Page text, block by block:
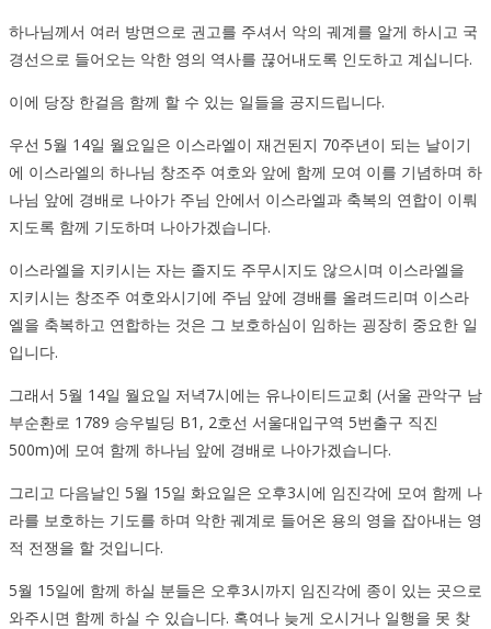
하나님께서 여러 방면으로 권고를 주셔서 악의 궤계를 알게 하시고 국
경선으로 들어오는 악한 영의 역사를 끊어내도록 인도하고 계십니다.
이에 당장 한걸음 함께 할 수 있는 일들을 공지드립니다.
우선 5월 14일 월요일은 이스라엘이 재건된지 70주년이 되는 날이기
에 이스라엘의 하나님 창조주 여호와 앞에 함께 모여 이를 기념하며 하
나님 앞에 경배로 나아가 주님 안에서 이스라엘과 축복의 연합이 이뤄
지도록 함께 기도하며 나아가겠습니다.
이스라엘을 지키시는 자는 졸지도 주무시지도 않으시며 이스라엘을
지키시는 창조주 여호와시기에 주님 앞에 경배를 올려드리며 이스라
엘을 축복하고 연합하는 것은 그 보호하심이 임하는 굉장히 중요한 일
입니다.
그래서 5월 14일 월요일 저녁7시에는 유나이티드교회 (서울 관악구 남
부순환로 1789 승우빌딩 B1, 2호선 서울대입구역 5번출구 직진
500m)에 모여 함께 하나님 앞에 경배로 나아가겠습니다.
그리고 다음날인 5월 15일 화요일은 오후3시에 임진각에 모여 함께 나
라를 보호하는 기도를 하며 악한 궤계로 들어온 용의 영을 잡아내는 영
적 전쟁을 할 것입니다.
5월 15일에 함께 하실 분들은 오후3시까지 임진각에 종이 있는 곳으로
와주시면 함께 하실 수 있습니다. 혹여나 늦게 오시거나 일행을 못 찾